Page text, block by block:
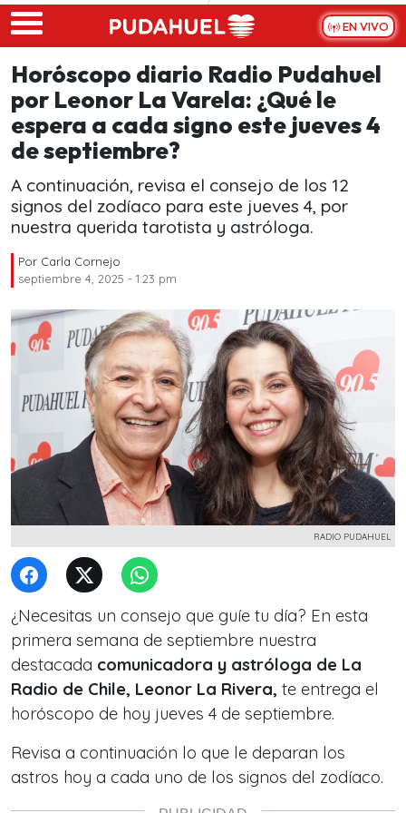
Skip to main content
EN VIVO
Horóscopo diario Radio Pudahuel
por Leonor La Varela: ¿Qué le
espera a cada signo este jueves 4
de septiembre?
A continuación, revisa el consejo de los 12
signos del zodíaco para este jueves 4, por
nuestra querida tarotista y astróloga.
Por Carla Cornejo
septiembre 4, 2025 - 1:23 pm
RADIO PUDAHUEL
¿Necesitas un consejo que guíe tu día? En esta
primera semana de septiembre nuestra
destacada comunicadora y astróloga de La
Radio de Chile, Leonor La Rivera, te entrega el
horóscopo de hoy jueves 4 de septiembre.
Revisa a continuación lo que le deparan los
astros hoy a cada uno de los signos del zodíaco.